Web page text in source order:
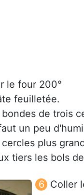
le four 200°
feuilletée.
de trois
un peu
plus
tiers les bols
Coller